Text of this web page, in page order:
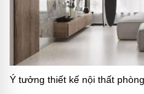
Ý tưởng thiết kế nội thất